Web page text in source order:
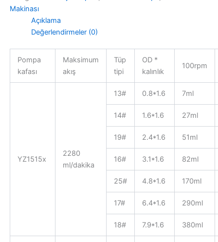
Peristaltic
Makinası
Açıklama
Değerlendirmeler (0)
Pompa
kafası
Maksimum
akış
Tüp
tipi
OD *
kalınlık
100rpm
YZ1515x
2280
ml/dakika
13# 0.8*1.6 7ml
14# 1.6*1.6 27ml
19# 2.4*1.6 51ml
16# 3.1*1.6 82ml
25# 4.8*1.6 170ml
17# 6.4*1.6 290ml
18# 7.9*1.6 380ml